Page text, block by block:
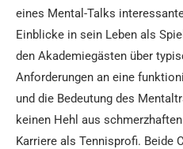
eines Mental-Talks
Einblicke in sein Leben als
den Akademiegästen über
Anforderungen an eine
und die Bedeutung des
keinen Hehl aus
Karriere als Tennisprofi. Beide